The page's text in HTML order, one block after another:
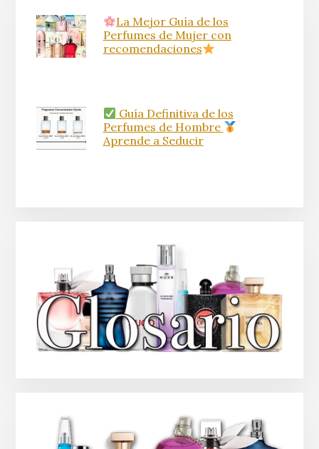
La Mejor Guía de los
Perfumes de Mujer con
recomendaciones
Guía Definitiva de los
Perfumes de Hombre
Aprende a Seducir